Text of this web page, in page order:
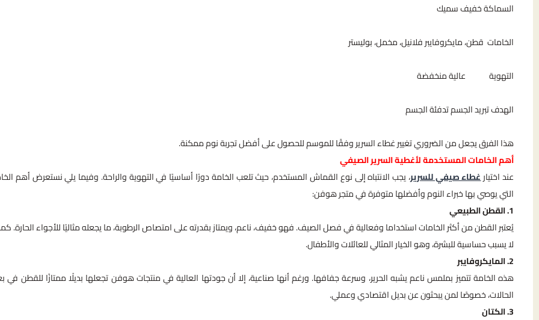
السماكة خفيف سميك
الخامات قطن، مايكروفايبر فلانيل، مخمل، بوليستر
التهوية عالية منخفضة
الهدف تبريد الجسم تدفئة الجسم
هذا الفرق يجعل من الضروري تغيير غطاء السرير وفقًا للموسم للحصول على أفضل تجربة نوم ممكنة.
أهم الخامات المستخدمة لأغطية السرير الصيفي
عند اختيارغطاء صيفي للسرير، يجب الانتباه إلى نوع القماش المستخدم، حيث تلعب الخامة دورًا أساسيًا في التهوية والراحة. وفيما يلي نستعرض أهم
التي يوصي بها خبراء النوم وأفضلها متوفرة في متجر هوفن:
1. القطن الطبيعي
يُعتبر القطن من أكثر الخامات استخداما وفعالية في فصل الصيف. فهو خفيف، ناعم، ويمتاز بقدرته على امتصاص الرطوبة، ما يجعله مثاليًا للأجواء الحارة.
لا يسبب حساسية للبشرة، وهو الخيار المثالي للعائلات والأطفال.
2. المايكروفايبر
هذه الخامة تتميز بملمس ناعم يشبه الحرير، وسرعة جفافها. ورغم أنها صناعية، إلا أن جودتها العالية في منتجات هوفن تجعلها بديلًا ممتازًا للقطن
الحالات، خصوصًا لمن يبحثون عن بديل اقتصادي وعملي.
3. الكتان